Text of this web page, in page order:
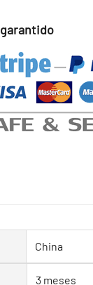
China
3 meses